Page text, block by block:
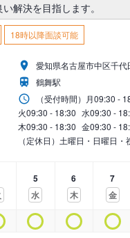
解決を目指します。
18時以降面談可能
愛知県名古屋市中区千
鶴舞駅
（受付時間） 月09:30 -
火09:30 - 18:30 水09:30 -
木09:30 - 18:30 金09:30 -
（定休日）土曜日・日曜日・
5
水
6
木
7
金